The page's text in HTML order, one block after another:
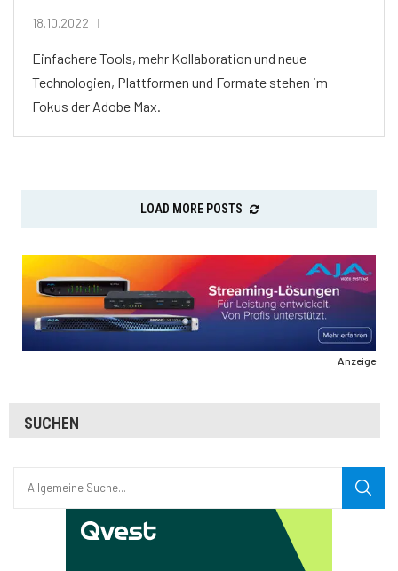
18.10.2022
Einfachere Tools, mehr Kollaboration und neue
Technologien, Plattformen und Formate stehen im
Fokus der Adobe Max.
LOAD MORE POSTS
Anzeige
SUCHEN